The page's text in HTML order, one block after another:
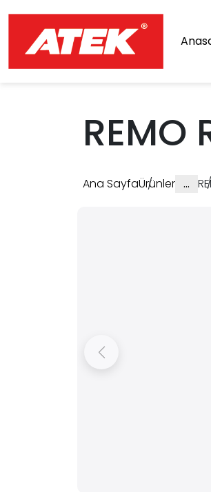
REMO
Ana SayfaÜrünler …